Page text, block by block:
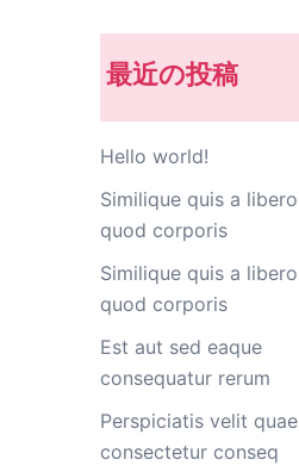
最近の投稿
Hello world!
Similique quis a
quod corporis
Similique quis a
quod corporis
Est aut sed eaque
consequatur rerum
Perspiciatis velit quae
consectetur conseq